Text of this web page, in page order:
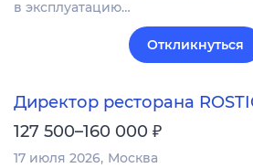
в эксплуатацию…
Откликнуться
Директор ресторана
127 500–160 000 ₽
17 июля 2026 Москва